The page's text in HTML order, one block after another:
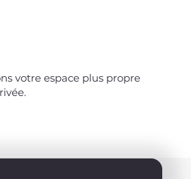
votre espace plus propre